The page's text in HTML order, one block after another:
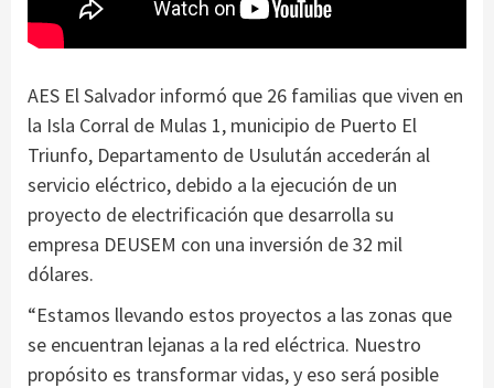
AES El Salvador informó que 26 familias que viven en
la Isla Corral de Mulas 1, municipio de Puerto El
Triunfo, Departamento de Usulután accederán al
servicio eléctrico, debido a la ejecución de un
proyecto de electrificación que desarrolla su
empresa DEUSEM con una inversión de 32 mil
dólares.
“Estamos llevando estos proyectos a las zonas que
se encuentran lejanas a la red eléctrica. Nuestro
propósito es transformar vidas, y eso será posible